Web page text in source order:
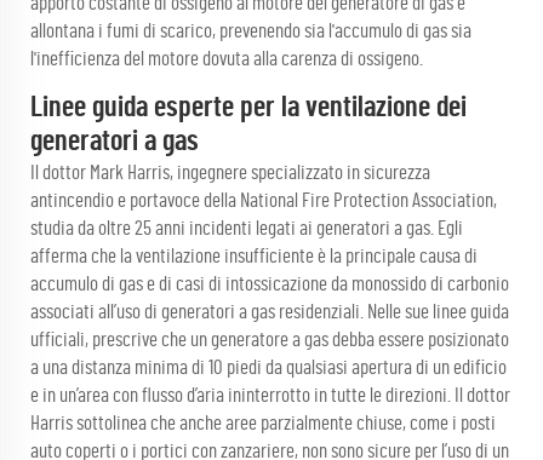
allontana i fumi di scarico, prevenendo sia l'accumulo di gas sia
l'inefficienza del motore dovuta alla carenza di ossigeno.
Linee guida esperte per la ventilazione dei
generatori a gas
Il dottor Mark Harris, ingegnere specializzato in sicurezza
antincendio e portavoce della National Fire Protection Association,
studia da oltre 25 anni incidenti legati ai generatori a gas. Egli
afferma che la ventilazione insufficiente è la principale causa di
accumulo di gas e di casi di intossicazione da monossido di carbonio
associati all’uso di generatori a gas residenziali. Nelle sue linee guida
ufficiali, prescrive che un generatore a gas debba essere posizionato
a una distanza minima di 10 piedi da qualsiasi apertura di un edificio
e in un’area con flusso d’aria ininterrotto in tutte le direzioni. Il dottor
Harris sottolinea che anche aree parzialmente chiuse, come i posti
auto coperti o i portici con zanzariere, non sono sicure per l’uso di un